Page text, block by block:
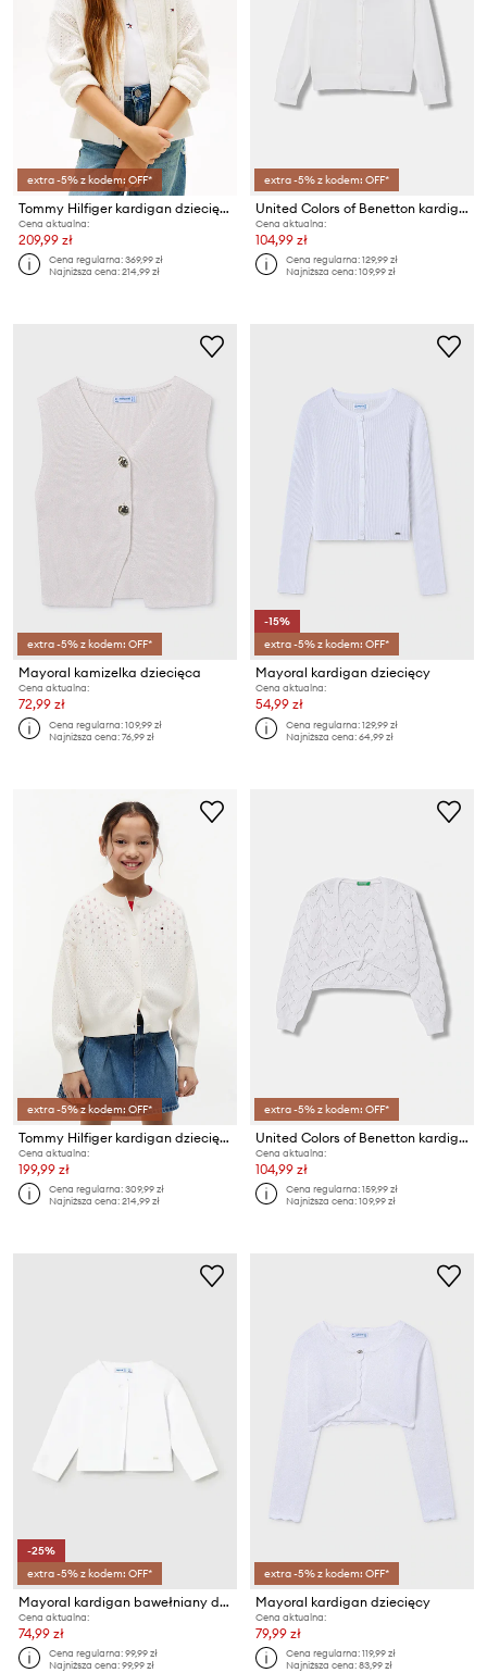
extra -5% z kodem: OFF*
Tommy Hilfiger kardigan dziecięcy bawełniany
Cena aktualna:
209,99 zł
Cena regularna:369,99 zł
Najniższa cena:214,99 zł
extra -5% z kodem: OFF*
United Colors of Benetton kardigan dziecięcy z bawełną
Cena aktualna:
104,99 zł
Cena regularna:129,99 zł
Najniższa cena:109,99 zł
extra -5% z kodem: OFF*
Mayoral kamizelka dziecięca
Cena aktualna:
72,99 zł
Cena regularna:109,99 zł
Najniższa cena:76,99 zł
-15%
extra -5% z kodem: OFF*
Mayoral kardigan dziecięcy
Cena aktualna:
54,99 zł
Cena regularna:129,99 zł
Najniższa cena:64,99 zł
extra -5% z kodem: OFF*
Tommy Hilfiger kardigan dziecięcy bawełniany
Cena aktualna:
199,99 zł
Cena regularna:309,99 zł
Najniższa cena:214,99 zł
extra -5% z kodem: OFF*
United Colors of Benetton kardigan dziecięcy ażurowy
Cena aktualna:
104,99 zł
Cena regularna:159,99 zł
Najniższa cena:109,99 zł
-25%
extra -5% z kodem: OFF*
Mayoral kardigan bawełniany dziecięcy
Cena aktualna:
74,99 zł
Cena regularna:99,99 zł
Najniższa cena:99,99 zł
extra -5% z kodem: OFF*
Mayoral kardigan dziecięcy
Cena aktualna:
79,99 zł
Cena regularna:119,99 zł
Najniższa cena:83,99 zł